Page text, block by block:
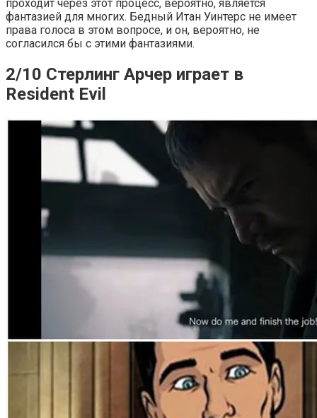
проходит через этот процесс, вероятно, является
фантазией для многих. Бедный Итан Уинтерс не имеет
права голоса в этом вопросе, и он, вероятно, не
согласился бы с этими фантазиями.
2/10 Стерлинг Арчер играет в
Resident Evil